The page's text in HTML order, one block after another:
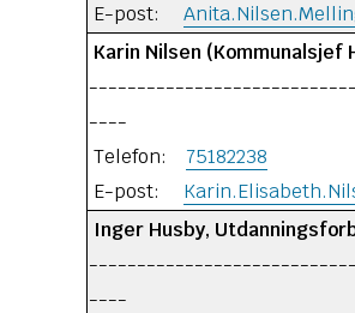
E-post:
Karin Nilsen (Kommunalsjef
----
Telefon: 75182238
E-post:
Inger Husby,
----